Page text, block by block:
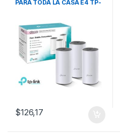
PARA TODA LA CASA E4 TP-
$126,17